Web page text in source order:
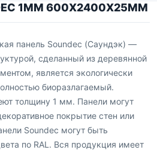
1ММ 600Х2400Х25ММ
панель Soundec (Саундэк) —
сделанный из деревянной
является экологически
биоразлагаемый.
толщину 1 мм. Панели могут
покрытие стен или
Soundec могут быть
по RAL. Вся продукция имеет